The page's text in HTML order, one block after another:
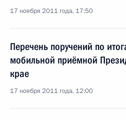
17 ноября 2011 года, 17:50
Перечень поручений по
мобильной приёмной
крае
17 ноября 2011 года, 12:00